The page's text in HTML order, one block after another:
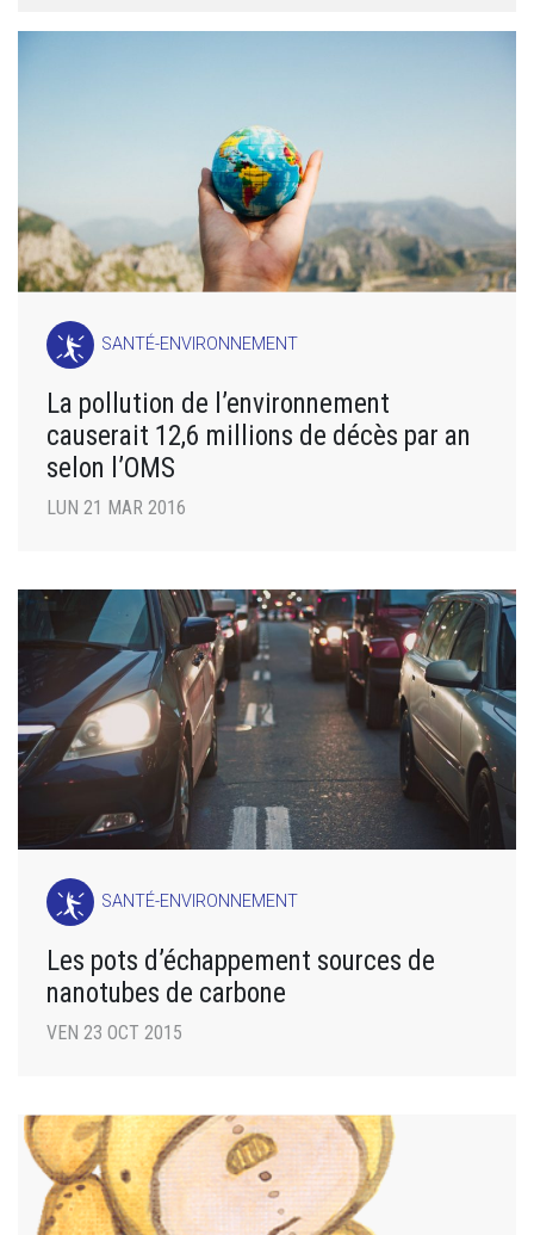
SANTÉ-ENVIRONNEMENT
La pollution de l’environnement
causerait 12,6 millions de décès par an
selon l’OMS
LUN 21 MAR 2016
SANTÉ-ENVIRONNEMENT
Les pots d’échappement sources de
nanotubes de carbone
VEN 23 OCT 2015